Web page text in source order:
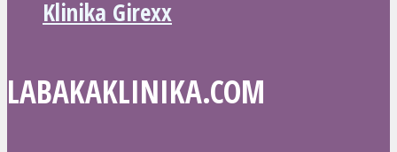
Klinika Girexx
LABAKAKLINIKA.COM